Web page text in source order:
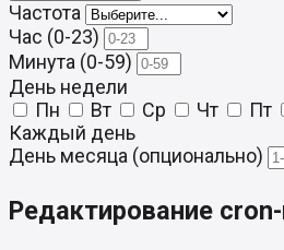
Частота
Час (0-23)
Минута (0-59)
День недели
Пн
Вт Ср Чт Пт
Каждый день
День месяца (опционально)
Редактирование